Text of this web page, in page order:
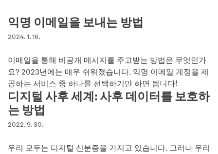
익명 이메일을 보내는 방법
2024. 1. 16.
이메일을 통해 비공개 메시지를 주고받는 방법은 무엇인가
요? 2023년에는 매우 쉬워졌습니다. 익명 이메일 계정을 제
공하는 서비스 중 하나를 선택하기만 하면 됩니다!
디지털 사후 세계: 사후 데이터를 보호하
는 방법
2022. 9. 30.
우리 모두는 디지털 신분증을 가지고 있습니다. 그러나 우리